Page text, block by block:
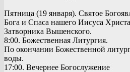
Пятница (19 января). Святое
Бога и Спаса нашего Иисуса
Затворника Вышенского.
8:00. Божественная Литургия.
По окончании Божественной
воды.
17:00. Вечернее Богослужение